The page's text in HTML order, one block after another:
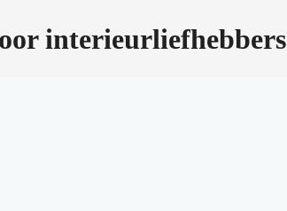
interieurliefhebbers